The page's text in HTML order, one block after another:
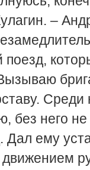
–
поезд,
Среди
без него
Дал ему